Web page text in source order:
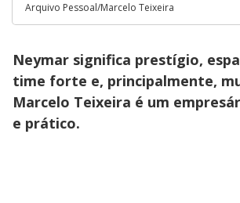
Arquivo Pessoal/Marcelo Teixeira
Neymar significa prestígio,
time forte e, principalmente,
Marcelo Teixeira é um
e prático.